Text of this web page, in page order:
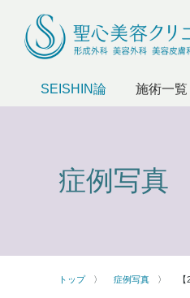
SEISHIN論 施術一覧
症例写真
トップ 症例写真